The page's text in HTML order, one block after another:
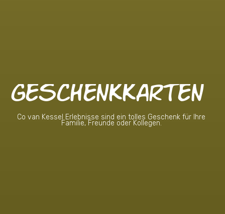
GESCHENKKARTEN
Co van Kessel Erlebnisse sind ein tolles Geschenk für Ihre
Familie, Freunde oder Kollegen.